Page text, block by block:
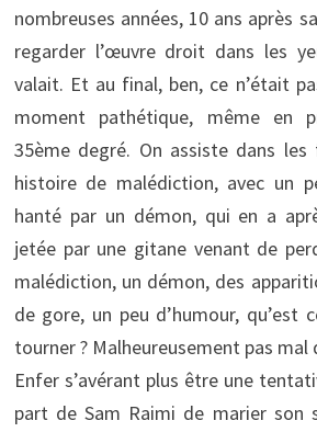
nombreuses années, 10 ans après
regarder l’œuvre droit dans les
valait. Et au final, ben, ce n’était
moment pathétique, même en
35ème degré. On assiste dans
histoire de malédiction, avec un
hanté par un démon, qui en a
jetée par une gitane venant de
malédiction, un démon, des
de gore, un peu d’humour, qu’est
tourner ? Malheureusement pas mal
Enfer s’avérant plus être une
part de Sam Raimi de marier son